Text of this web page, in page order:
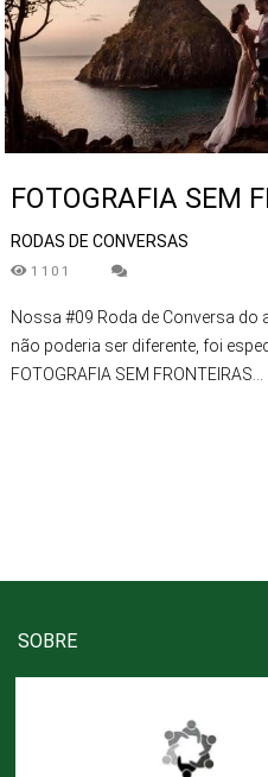
FOTOGRAFIA SEM
RODAS DE CONVERSAS
1101
Nossa #09 Roda de Conversa do
não poderia ser diferente, foi
FOTOGRAFIA SEM FRONTEIRAS...
SOBRE